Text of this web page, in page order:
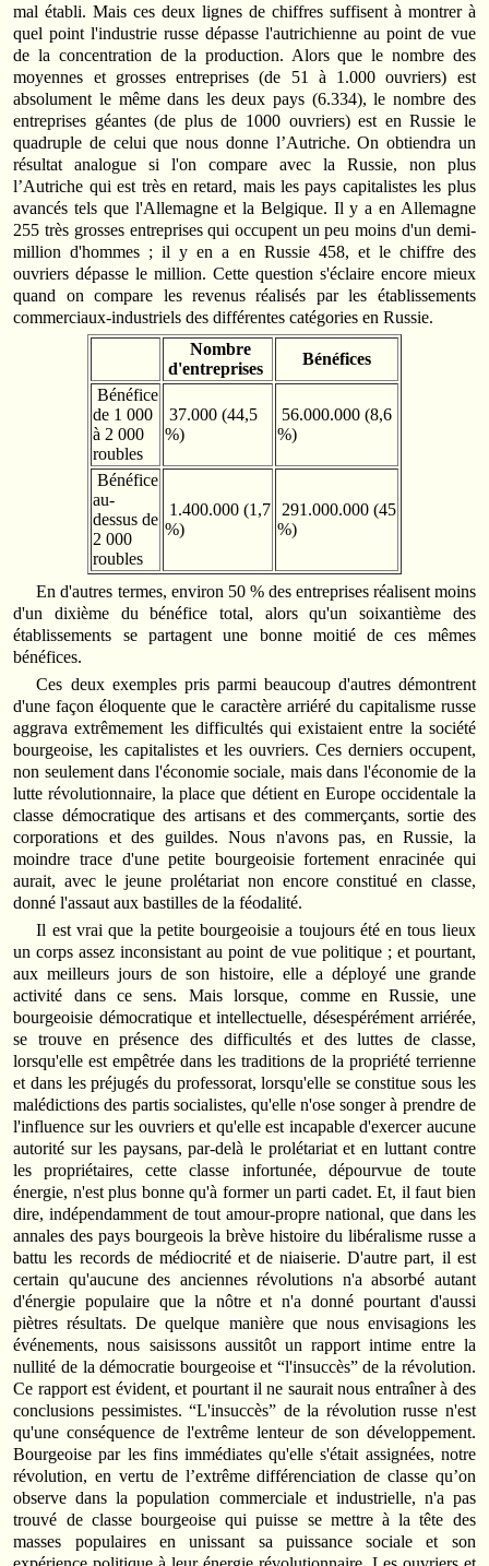
mal établi. Mais ces deux lignes de chiffres suffisent à montrer à
quel point l'industrie russe dépasse l'autrichienne au point de vue
de la concentration de la production. Alors que le nombre des
moyennes et grosses entreprises (de 51 à 1.000 ouvriers) est
absolument le même dans les deux pays (6.334), le nombre des
entreprises géantes (de plus de 1000 ouvriers) est en Russie le
quadruple de celui que nous donne l’Autriche. On obtiendra un
résultat analogue si l'on compare avec la Russie, non plus
l’Autriche qui est très en retard, mais les pays capitalistes les plus
avancés tels que l'Allemagne et la Belgique. Il y a en Allemagne
255 très grosses entreprises qui occupent un peu moins d'un demi­
million d'hommes ; il y en a en Russie 458, et le chiffre des
ouvriers dépasse le million. Cette question s'éclaire encore mieux
quand on compare les revenus réalisés par les établissements
commerciaux‑industriels des différentes catégories en Russie.
Nombre
d'entreprises
Bénéfices
Bénéfice
de 1 000
à 2 000
roubles
37.000 (44,5
%)
56.000.000 (8,6
%)
Bénéfice
au-
dessus de
2 000
roubles
1.400.000 (1,7
%)
291.000.000 (45
%)
En d'autres termes, environ 50 % des entreprises réalisent moins
d'un dixième du bénéfice total, alors qu'un soixantième des
établissements se partagent une bonne moitié de ces mêmes
bénéfices.
Ces deux exemples pris parmi beaucoup d'autres démontrent
d'une façon éloquente que le caractère arriéré du capitalisme russe
aggrava extrêmement les difficultés qui existaient entre la société
bourgeoise, les capitalistes et les ouvriers. Ces derniers occupent,
non seulement dans l'économie sociale, mais dans l'économie de la
lutte révolutionnaire, la place que détient en Europe occidentale la
classe démocratique des artisans et des commerçants, sortie des
corporations et des guildes. Nous n'avons pas, en Russie, la
moindre trace d'une petite bourgeoisie fortement enracinée qui
aurait, avec le jeune prolétariat non encore constitué en classe,
donné l'assaut aux bastilles de la féodalité.
Il est vrai que la petite bourgeoisie a toujours été en tous lieux
un corps assez inconsistant au point de vue politique ; et pourtant,
aux meilleurs jours de son histoire, elle a déployé une grande
activité dans ce sens. Mais lorsque, comme en Russie, une
bourgeoisie démocratique et intellectuelle, désespérément arriérée,
se trouve en présence des difficultés et des luttes de classe,
lorsqu'elle est empêtrée dans les traditions de la propriété terrienne
et dans les préjugés du professorat, lorsqu'elle se constitue sous les
malédictions des partis socialistes, qu'elle n'ose songer à prendre de
l'influence sur les ouvriers et qu'elle est incapable d'exercer aucune
autorité sur les paysans, par‑delà le prolétariat et en luttant contre
les propriétaires, cette classe infortunée, dépourvue de toute
énergie, n'est plus bonne qu'à former un parti cadet. Et, il faut bien
dire, indépendamment de tout amour‑propre national, que dans les
annales des pays bourgeois la brève histoire du libéralisme russe a
battu les records de médiocrité et de niaiserie. D'autre part, il est
certain qu'aucune des anciennes révolutions n'a absorbé autant
d'énergie populaire que la nôtre et n'a donné pourtant d'aussi
piètres résultats. De quelque manière que nous envisagions les
événements, nous saisissons aussitôt un rapport intime entre la
nullité de la démocratie bourgeoise et “l'insuccès” de la révolution.
Ce rapport est évident, et pourtant il ne saurait nous entraîner à des
conclusions pessimistes. “L'insuccès” de la révolution russe n'est
qu'une conséquence de l'extrême lenteur de son développement.
Bourgeoise par les fins immédiates qu'elle s'était assignées, notre
révolution, en vertu de l’extrême différenciation de classe qu’on
observe dans la population commerciale et industrielle, n'a pas
trouvé de classe bourgeoise qui puisse se mettre à la tête des
masses populaires en unissant sa puissance sociale et son